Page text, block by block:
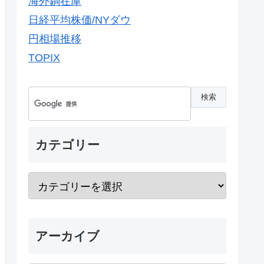
日経平均株価/NYダウ
円相場推移
TOPIX
カテゴリー
アーカイブ